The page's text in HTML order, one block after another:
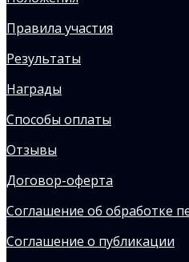
Правила участия
Результаты
Награды
Способы оплаты
Отзывы
Договор-оферта
Соглашение об обработке
Соглашение о публикации